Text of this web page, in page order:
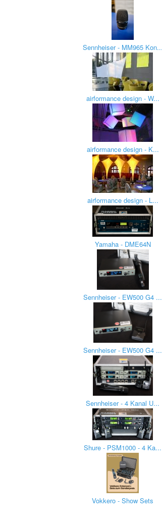
Sennheiser - MM965
airformance design - W...
airformance design - K...
airformance design - L...
Yamaha - DME64N
Sennheiser - EW500 G4 ...
Sennheiser - EW500 G4 ...
Sennheiser - 4 Kanal U...
Shure - PSM1000 - 4 Ka...
Vokkero - Show Sets